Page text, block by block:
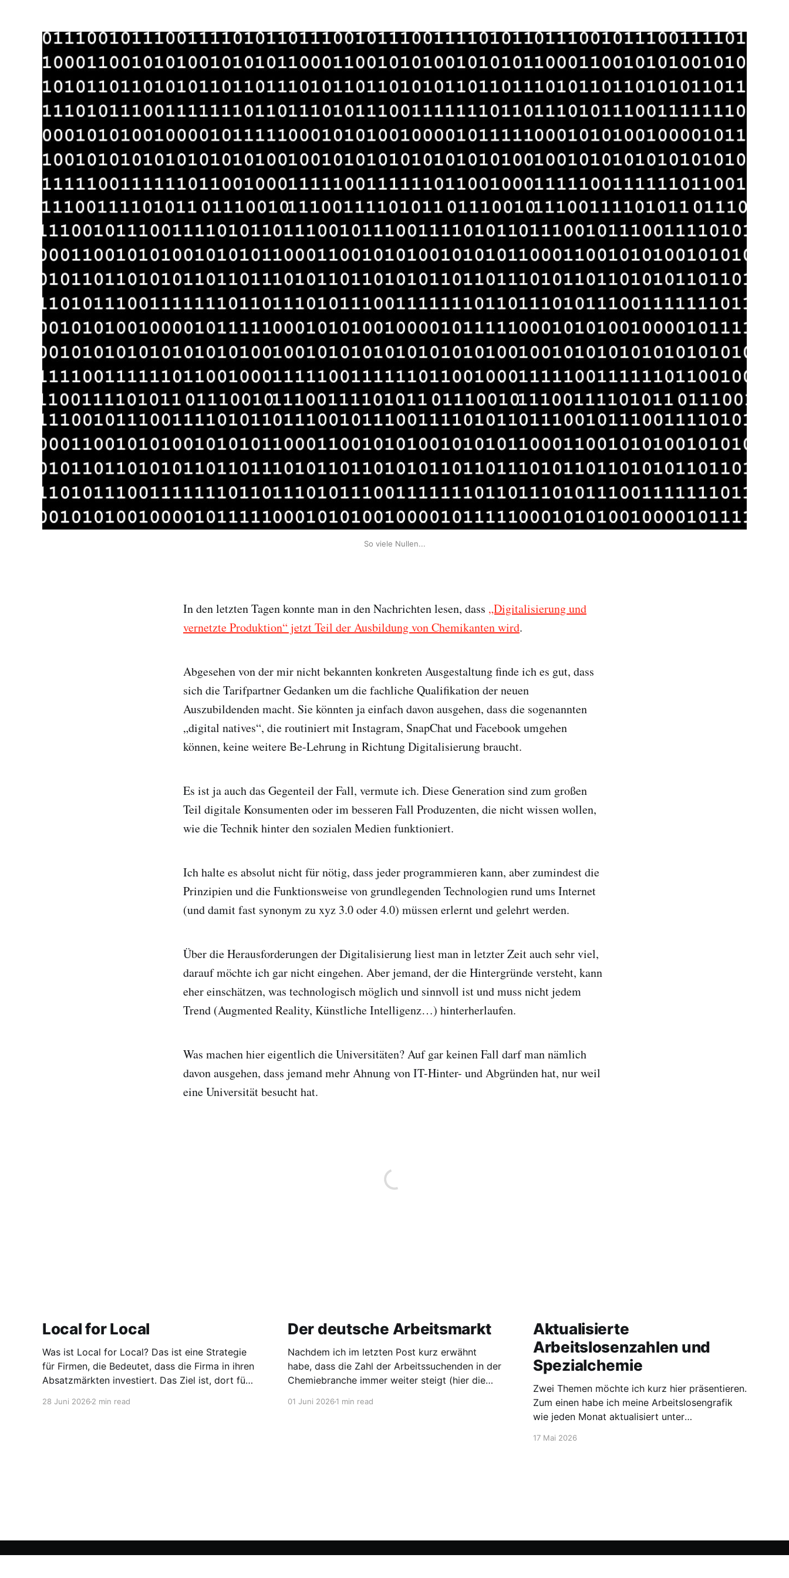
So viele Nullen...
In den letzten Tagen konnte man in den Nachrichten lesen, dass „Digitalisierung und
vernetzte Produktion“ jetzt Teil der Ausbildung von Chemikanten wird.
Abgesehen von der mir nicht bekannten konkreten Ausgestaltung finde ich es gut, dass
sich die Tarifpartner Gedanken um die fachliche Qualifikation der neuen
Auszubildenden macht. Sie könnten ja einfach davon ausgehen, dass die sogenannten
„digital natives“, die routiniert mit Instagram, SnapChat und Facebook umgehen
können, keine weitere Be-Lehrung in Richtung Digitalisierung braucht.
Es ist ja auch das Gegenteil der Fall, vermute ich. Diese Generation sind zum großen
Teil digitale Konsumenten oder im besseren Fall Produzenten, die nicht wissen wollen,
wie die Technik hinter den sozialen Medien funktioniert.
Ich halte es absolut nicht für nötig, dass jeder programmieren kann, aber zumindest die
Prinzipien und die Funktionsweise von grundlegenden Technologien rund ums Internet
(und damit fast synonym zu xyz 3.0 oder 4.0) müssen erlernt und gelehrt werden.
Über die Herausforderungen der Digitalisierung liest man in letzter Zeit auch sehr viel,
darauf möchte ich gar nicht eingehen. Aber jemand, der die Hintergründe versteht, kann
eher einschätzen, was technologisch möglich und sinnvoll ist und muss nicht jedem
Trend (Augmented Reality, Künstliche Intelligenz…) hinterherlaufen.
Was machen hier eigentlich die Universitäten? Auf gar keinen Fall darf man nämlich
davon ausgehen, dass jemand mehr Ahnung von IT-Hinter- und Abgründen hat, nur weil
eine Universität besucht hat.
Local for Local
Was ist Local for Local? Das ist eine Strategie
für Firmen, die Bedeutet, dass die Firma in ihren
Absatzmärkten investiert. Das Ziel ist, dort für
28 Juni 2026 2 min read
Der deutsche Arbeitsmarkt
Nachdem ich im letzten Post kurz erwähnt
habe, dass die Zahl der Arbeitssuchenden in der
Chemiebranche immer weiter steigt (hier die
01 Juni 20261 min read
Aktualisierte
Arbeitslosenzahlen und
Spezialchemie
Zwei Themen möchte ich kurz hier präsentieren.
Zum einen habe ich meine Arbeitslosengrafik
wie jeden Monat aktualisiert unter
17 Mai 2026